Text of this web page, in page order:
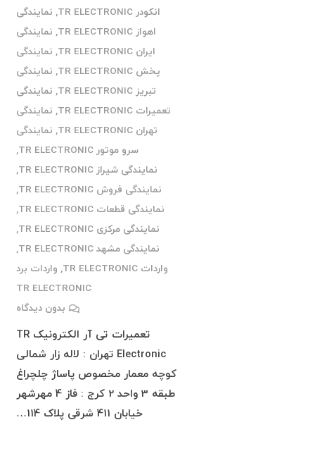
انکودر TR ELECTRONIC
, نمایندگی
اهواز TR ELECTRONIC
, نمایندگی
ایران TR ELECTRONIC
, نمایندگی
پخش TR ELECTRONIC
, نمایندگی
تبریز TR ELECTRONIC
, نمایندگی
تعمیرات TR ELECTRONIC
, نمایندگی
تهران TR ELECTRONIC
, نمایندگی
سرو موتور TR ELECTRONIC
,
نمایندگی شیراز TR ELECTRONIC
,
نمایندگی فروش TR ELECTRONIC
,
نمایندگی قطعات TR ELECTRONIC
,
نمایندگی مرکزی TR ELECTRONIC
,
نمایندگی مشهد TR ELECTRONIC
,
واردات TR ELECTRONIC
, واردات برد
TR ELECTRONIC
بدون دیدگاه
تعمیرات تی آر الکترونیک TR
Electronic تهران : لاله زار شمالی
کوچه معمار مخصوص پاساژ چلچراغ
طبقه 3 واحد 2 کرج : فاز 4 مهرشهر
خیابان 411 شرقی پلاک 114…